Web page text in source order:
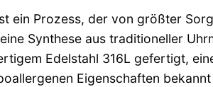
ein Prozess, der von größter
Synthese aus traditioneller
Edelstahl 316L gefertigt,
Eigenschaften